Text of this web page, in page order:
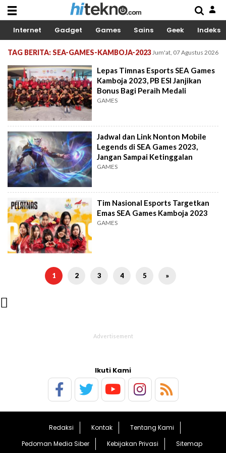
Internet Gadget Games Sains Geek Indeks
TAG BERITA: SEA-GAMES-KAMBOJA-2023Jum'at, 07 Agustus 2026
Lepas Timnas Esports SEA Games
Kamboja 2023, PB ESI Janjikan
Bonus Bagi Peraih Medali
GAMES
Jadwal dan Link Nonton Mobile
Legends di SEA Games 2023,
Jangan Sampai Ketinggalan
GAMES
Tim Nasional Esports Targetkan
Emas SEA Games Kamboja 2023
GAMES
1 2 3 4 5 »

Ikuti Kami
Redaksi Kontak
Tentang Kami
Pedoman Media Siber
Kebijakan Privasi Sitemap